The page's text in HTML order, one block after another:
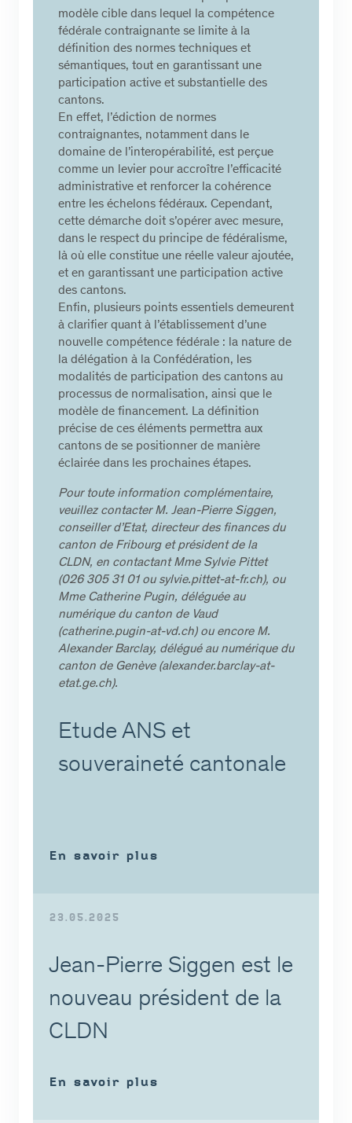
modèle cible dans lequel la compétence
fédérale contraignante se limite à la
définition des normes techniques et
sémantiques, tout en garantissant une
participation active et substantielle des
cantons.
En effet, l’édiction de normes
contraignantes, notamment dans le
domaine de l’interopérabilité, est perçue
comme un levier pour accroître l’efficacité
administrative et renforcer la cohérence
entre les échelons fédéraux. Cependant,
cette démarche doit s’opérer avec mesure,
dans le respect du principe de fédéralisme,
là où elle constitue une réelle valeur ajoutée,
et en garantissant une participation active
des cantons.
Enfin, plusieurs points essentiels demeurent
à clarifier quant à l’établissement d’une
nouvelle compétence fédérale : la nature de
la délégation à la Confédération, les
modalités de participation des cantons au
processus de normalisation, ainsi que le
modèle de financement. La définition
précise de ces éléments permettra aux
cantons de se positionner de manière
éclairée dans les prochaines étapes.
Pour toute information complémentaire,
veuillez contacter M. Jean-Pierre Siggen,
conseiller d’Etat, directeur des finances du
canton de Fribourg et président de la
CLDN, en contactant Mme Sylvie Pittet
(026 305 31 01 ou sylvie.pittet-at-fr.ch), ou
Mme Catherine Pugin, déléguée au
numérique du canton de Vaud
(catherine.pugin-at-vd.ch) ou encore M.
Alexander Barclay, délégué au numérique du
canton de Genève (alexander.barclay-at-
etat.ge.ch).
Etude ANS et
souveraineté cantonale
En savoir plus
23.05.2025
Jean-Pierre Siggen est le
nouveau président de la
CLDN
En savoir plus